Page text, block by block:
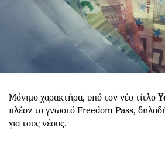
Μόνιμο χαρακτήρα, υπό τον νέο τίτλο
πλέον το γνωστό Freedom Pass,
για τους νέους.